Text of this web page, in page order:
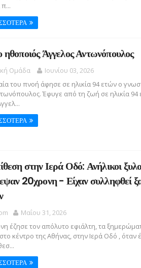
π...
Άγγελος Αντωνόπουλος
Ομάδα
Ιουνίου 03, 2026
του πνοή άφησε σε ηλικία 94 ετών ο
Έφυγε από τη ζωή σε ηλικία 94
στην Ιερά Οδό: Ανήλικοι
20χρονη - Είχαν συλληφθεί
Μαΐου 31, 2026
έζησε τον απόλυτο εφιάλτη, τα
κέντρο της Αθήνας, στην Ιερά Οδό , όταν